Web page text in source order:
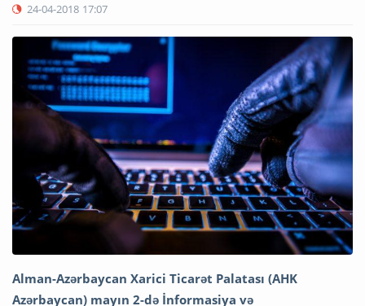
24-04-2018 17:07
Alman-Azərbaycan Xarici Ticarət Palatası (AHK
Azərbaycan) mayın 2-də İnformasiya və